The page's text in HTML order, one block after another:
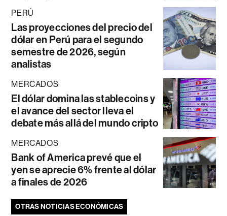
PERÚ
Las proyecciones del precio del
dólar en Perú para el segundo
semestre de 2026, según
analistas
MERCADOS
El dólar domina las stablecoins y
el avance del sector lleva el
debate más allá del mundo cripto
MERCADOS
Bank of America prevé que el
yen se aprecie 6% frente al dólar
a finales de 2026
OTRAS NOTICIAS ECONÓMICAS